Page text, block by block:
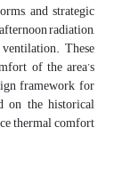
and strategic
radiation,
These
of the area’s
framework for
on the historical
thermal comfort